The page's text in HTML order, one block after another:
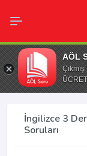
AÖL
İngilizce 3
Soruları